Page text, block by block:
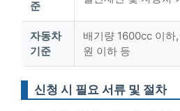
준
자동차
기준
배기량 1600cc 이
원 이하 등
신청 시 필요 서류 및 절차